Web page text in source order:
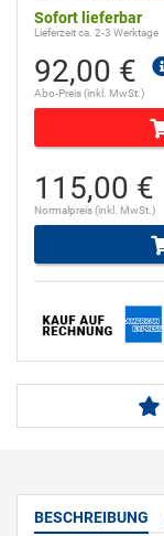
Sofort lieferbar
Lieferzeit ca. 2-3 Werktage
92,00 €
Abo-Preis (inkl. MwSt.)
115,00 €
Normalpreis (inkl. MwSt.)
BESCHREIBUNG